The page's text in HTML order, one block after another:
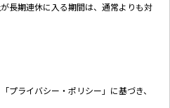
長期連休に入る期間は、通常よりも対
ライバシー・ポリシー」に基づき、